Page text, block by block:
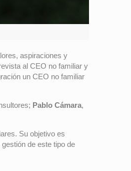
aspiraciones y
al CEO no familiar y
un CEO no familiar
Pablo Cámara,
Su objetivo es
de este tipo de